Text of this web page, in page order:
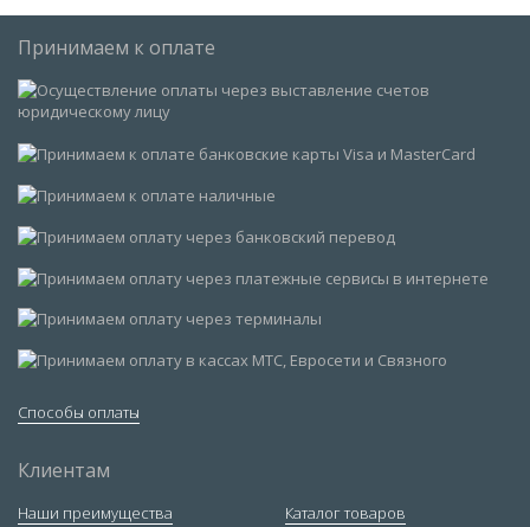
Принимаем к оплате
Способы оплаты
Клиентам
Наши преимущества
Каталог товаров